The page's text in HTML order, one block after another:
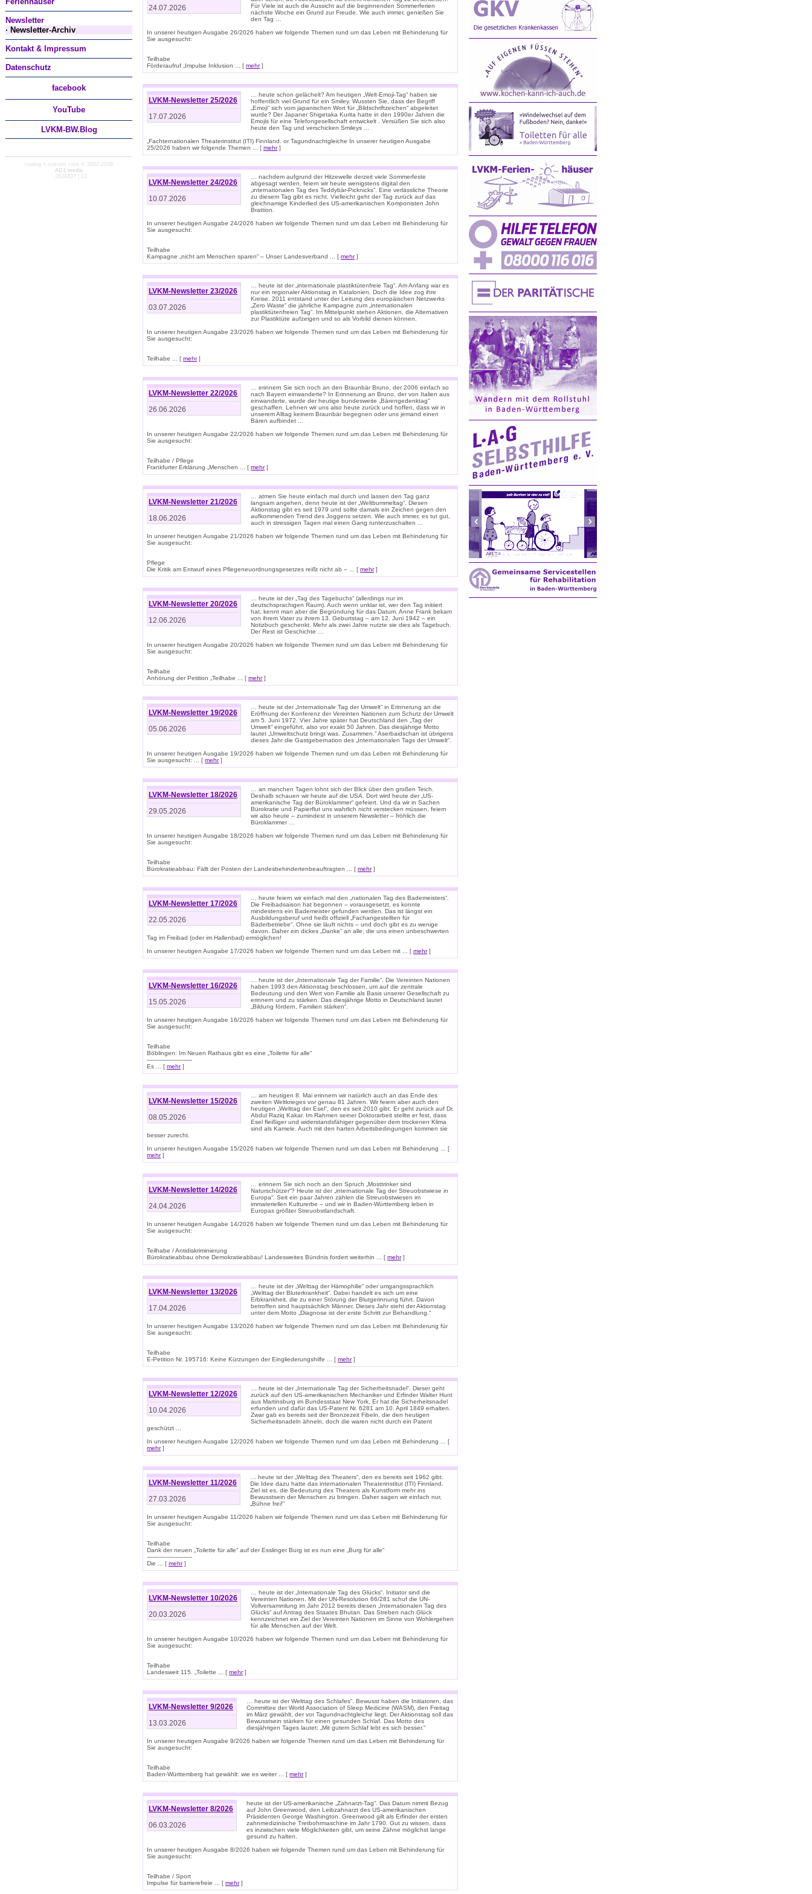
Newsletter
· Newsletter-Archiv
Kontakt & Impressum
Datenschutz
facebook
YouTube
LVKM-BW.Blog
coding + custom cms © 2002-2026
AD1 media
· 2624437 | 13
24.07.2026
Für Viele ist auch die Aussicht auf die beginnenden Sommerferien
nächste Woche ein Grund zur Freude. Wie auch immer, genießen Sie
den Tag …
In unserer heutigen Ausgabe 26/2026 haben wir folgende Themen rund um das Leben mit Behinderung für
Sie ausgesucht:
Teilhabe
Förderaufruf „Impulse Inklusion ... [ mehr]
LVKM-Newsletter 25/2026
17.07.2026
… heute schon gelächelt? Am heutigen „Welt-Emoji-Tag“ haben sie
hoffentlich viel Grund für ein Smiley. Wussten Sie, dass der Begriff
„Emoji“ sich vom japanischen Wort für „Bildschriftzeichen“ abgeleitet
wurde? Der Japaner Shigetaka Kurita hatte in den 1990er Jahren die
Emojis für eine Telefongesellschaft entwickelt . Versüßen Sie sich also
heute den Tag und verschicken Smileys ...
„Fachternationalen Theaterinstitut (ITI) Finnland. or Tagundnachtgleiche In unserer heutigen Ausgabe
25/2026 haben wir folgende Themen ... [ mehr]
LVKM-Newsletter 24/2026
10.07.2026
… nachdem aufgrund der Hitzewelle derzeit viele Sommerfeste
abgesagt werden, feiern wir heute wenigstens digital den
„internationalen Tag des Teddybär-Picknicks“. Eine verlässliche Theorie
zu diesem Tag gibt es nicht. Vielleicht geht der Tag zurück auf das
gleichnamige Kinderlied des US-amerikanischen Komponisten John
Brattion.
In unserer heutigen Ausgabe 24/2026 haben wir folgende Themen rund um das Leben mit Behinderung für
Sie ausgesucht:
Teilhabe
Kampagne „nicht am Menschen sparen“ – Unser Landesverband ... [ mehr]
LVKM-Newsletter 23/2026
03.07.2026
… heute ist der „internationale plastiktütenfreie Tag“. Am Anfang war es
nur ein regionaler Aktionstag in Katalonien. Doch die Idee zog ihre
Kreise. 2011 entstand unter der Leitung des europäischen Netzwerks
„Zero Waste“ die jährliche Kampagne zum „internationalen
plastiktütenfreien Tag“. Im Mittelpunkt stehen Aktionen, die Alternativen
zur Plastiktüte aufzeigen und so als Vorbild dienen können.
In unserer heutigen Ausgabe 23/2026 haben wir folgende Themen rund um das Leben mit Behinderung für
Sie ausgesucht:
Teilhabe ... [ mehr]
LVKM-Newsletter 22/2026
26.06.2026
… erinnern Sie sich noch an den Braunbär Bruno, der 2006 einfach so
nach Bayern einwanderte? In Erinnerung an Bruno, der von Italien aus
einwanderte, wurde der heutige bundesweite „Bärengedenktag“
geschaffen. Lehnen wir uns also heute zurück und hoffen, dass wir in
unserem Alltag keinem Braunbär begegnen oder uns jemand einen
Bären aufbindet ...
In unserer heutigen Ausgabe 22/2026 haben wir folgende Themen rund um das Leben mit Behinderung für
Sie ausgesucht:
Teilhabe / Pflege
Frankfurter Erklärung „Menschen ... [ mehr]
LVKM-Newsletter 21/2026
18.06.2026
… atmen Sie heute einfach mal durch und lassen den Tag ganz
langsam angehen, denn heute ist der „Weltbummeltag“. Diesen
Aktionstag gibt es seit 1979 und sollte damals ein Zeichen gegen den
aufkommenden Trend des Joggens setzen. Wie auch immer, es tut gut,
auch in stressigen Tagen mal einen Gang runterzuschalten ...
In unserer heutigen Ausgabe 21/2026 haben wir folgende Themen rund um das Leben mit Behinderung für
Sie ausgesucht:
Pflege
Die Kritik am Entwurf eines Pflegeneuordnungsgesetzes reißt nicht ab – ... [ mehr]
LVKM-Newsletter 20/2026
12.06.2026
… heute ist der „Tag des Tagebuchs“ (allerdings nur im
deutschsprachigen Raum). Auch wenn unklar ist, wer den Tag initiiert
hat, kennt man aber die Begründung für das Datum. Anne Frank bekam
von ihrem Vater zu ihrem 13. Geburtstag – am 12. Juni 1942 – ein
Notizbuch geschenkt. Mehr als zwei Jahre nutzte sie dies als Tagebuch.
Der Rest ist Geschichte …
In unserer heutigen Ausgabe 20/2026 haben wir folgende Themen rund um das Leben mit Behinderung für
Sie ausgesucht:
Teilhabe
Anhörung der Petition „Teilhabe ... [ mehr]
LVKM-Newsletter 19/2026
05.06.2026
… heute ist der „Internationale Tag der Umwelt“ in Erinnerung an die
Eröffnung der Konferenz der Vereinten Nationen zum Schutz der Umwelt
am 5. Juni 1972. Vier Jahre später hat Deutschland den „Tag der
Umwelt“ eingeführt, also vor exakt 50 Jahren. Das diesjährige Motto
lautet „Umweltschutz bringt was. Zusammen.“ Aserbaidschan ist übrigens
dieses Jahr die Gastgebernation des „Internationalen Tags der Umwelt“.
In unserer heutigen Ausgabe 19/2026 haben wir folgende Themen rund um das Leben mit Behinderung für
Sie ausgesucht: ... [ mehr]
LVKM-Newsletter 18/2026
29.05.2026
… an manchen Tagen lohnt sich der Blick über den großen Teich.
Deshalb schauen wir heute auf die USA. Dort wird heute der „US-
amerikanische Tag der Büroklammer“ gefeiert. Und da wir in Sachen
Bürokratie und Papierflut uns wahrlich nicht verstecken müssen, feiern
wir also heute – zumindest in unserem Newsletter – fröhlich die
Büroklammer …
In unserer heutigen Ausgabe 18/2026 haben wir folgende Themen rund um das Leben mit Behinderung für
Sie ausgesucht:
Teilhabe
Bürokratieabbau: Fällt der Posten der Landesbehindertenbeauftragten ... [ mehr]
LVKM-Newsletter 17/2026
22.05.2026
… heute feiern wir einfach mal den „nationalen Tag des Bademeisters“.
Die Freibadsaison hat begonnen – vorausgesetzt, es konnte
mindestens ein Bademeister gefunden werden. Das ist längst ein
Ausbildungsberuf und heißt offiziell „Fachangestellten für
Bäderbetriebe“. Ohne sie läuft nichts – und doch gibt es zu wenige
davon. Daher ein dickes „Danke“ an alle, die uns einen unbeschwerten
Tag im Freibad (oder im Hallenbad) ermöglichen!
In unserer heutigen Ausgabe 17/2026 haben wir folgende Themen rund um das Leben mit ... [ mehr]
LVKM-Newsletter 16/2026
15.05.2026
… heute ist der „Internationale Tag der Familie“. Die Vereinten Nationen
haben 1993 den Aktionstag beschlossen, um auf die zentrale
Bedeutung und den Wert von Familie als Basis unserer Gesellschaft zu
erinnern und zu stärken. Das diesjährige Motto in Deutschland lautet
„Bildung fördern, Familien stärken“.
In unserer heutigen Ausgabe 16/2026 haben wir folgende Themen rund um das Leben mit Behinderung für
Sie ausgesucht:
Teilhabe
Böblingen: Im Neuen Rathaus gibt es eine „Toilette für alle“
-------------------------
Es ... [ mehr]
LVKM-Newsletter 15/2026
08.05.2026
… am heutigen 8. Mai erinnern wir natürlich auch an das Ende des
zweiten Weltkrieges vor genau 81 Jahren. Wir feiern aber auch den
heutigen „Welttag der Esel“, den es seit 2010 gibt. Er geht zurück auf Dr.
Abdul Raziq Kakar. Im Rahmen seiner Doktorarbeit stellte er fest, dass
Esel fleißiger und widerstandsfähiger gegenüber dem trockenen Klima
sind als Kamele. Auch mit den harten Arbeitsbedingungen kommen sie
besser zurecht.
In unserer heutigen Ausgabe 15/2026 haben wir folgende Themen rund um das Leben mit Behinderung ... [
mehr]
LVKM-Newsletter 14/2026
24.04.2026
… erinnern Sie sich noch an den Spruch „Mosttrinker sind
Naturschützer“? Heute ist der „internationale Tag der Streuobstwiese in
Europa“. Seit ein paar Jahren zählen die Streuobstwiesen im
immateriellen Kulturerbe – und wir in Baden-Württemberg leben in
Europas größter Streuobstlandschaft.
In unserer heutigen Ausgabe 14/2026 haben wir folgende Themen rund um das Leben mit Behinderung für
Sie ausgesucht:
Teilhabe / Antidiskriminierung
Bürokratieabbau ohne Demokratieabbau! Landesweites Bündnis fordert weiterhin ... [ mehr]
LVKM-Newsletter 13/2026
17.04.2026
… heute ist der „Welttag der Hämophilie“ oder umgangssprachlich
„Welttag der Bluterkrankheit“. Dabei handelt es sich um eine
Erbkrankheit, die zu einer Störung der Blutgerinnung führt. Davon
betroffen sind hauptsächlich Männer. Dieses Jahr steht der Aktionstag
unter dem Motto „Diagnose ist der erste Schritt zur Behandlung.“
In unserer heutigen Ausgabe 13/2026 haben wir folgende Themen rund um das Leben mit Behinderung für
Sie ausgesucht:
Teilhabe
E-Petition Nr. 195716: Keine Kürzungen der Eingliederungshilfe ... [ mehr]
LVKM-Newsletter 12/2026
10.04.2026
… heute ist der „Internationale Tag der Sicherheitsnadel“. Dieser geht
zurück auf den US-amerikanischen Mechaniker und Erfinder Walter Hunt
aus Martinsburg im Bundesstaat New York, Er hat die Sicherheitsnadel
erfunden und dafür das US-Patent Nr. 6281 am 10. April 1849 erhalten.
Zwar gab es bereits seit der Bronzezeit Fibeln, die den heutigen
Sicherheitsnadeln ähneln, doch die waren nicht durch ein Patent
geschützt ...
In unserer heutigen Ausgabe 12/2026 haben wir folgende Themen rund um das Leben mit Behinderung ... [
mehr]
LVKM-Newsletter 11/2026
27.03.2026
… heute ist der „Welttag des Theaters“, den es bereits seit 1962 gibt.
Die Idee dazu hatte das internationalen Theaterinstitut (ITI) Finnland.
Ziel ist es, die Bedeutung des Theaters als Kunstform mehr ins
Bewusstsein der Menschen zu bringen. Daher sagen wir einfach nur,
„Bühne frei!“
In unserer heutigen Ausgabe 11/2026 haben wir folgende Themen rund um das Leben mit Behinderung für
Sie ausgesucht:
Teilhabe
Dank der neuen „Toilette für alle“ auf der Esslinger Burg ist es nun eine „Burg für alle“
-------------------------
Die ... [ mehr]
LVKM-Newsletter 10/2026
20.03.2026
… heute ist der „Internationale Tag des Glücks“. Initiator sind die
Vereinten Nationen. Mit der UN-Resolution 66/281 schuf die UN-
Vollversammlung im Jahr 2012 bereits diesen „Internationalen Tag des
Glücks“ auf Antrag des Staates Bhutan. Das Streben nach Glück
kennzeichnet ein Ziel der Vereinten Nationen im Sinne von Wohlergehen
für alle Menschen auf der Welt.
In unserer heutigen Ausgabe 10/2026 haben wir folgende Themen rund um das Leben mit Behinderung für
Sie ausgesucht:
Teilhabe
Landesweit 115. „Toilette ... [ mehr]
LVKM-Newsletter 9/2026
13.03.2026
… heute ist der Welttag des Schlafes“. Bewusst haben die Initiatoren, das
Committee der World Association of Sleep Medicine (WASM), den Freitag
im März gewählt, der vor Tagundnachtgleiche liegt. Der Aktionstag soll das
Bewusstsein stärken für einen gesunden Schlaf. Das Motto des
diesjährigen Tages lautet: „Mit gutem Schlaf lebt es sich besser.“
In unserer heutigen Ausgabe 9/2026 haben wir folgende Themen rund um das Leben mit Behinderung für
Sie ausgesucht:
Teilhabe
Baden-Württemberg hat gewählt: wie es weiter ... [ mehr]
LVKM-Newsletter 8/2026
06.03.2026
heute ist der US-amerikanische „Zahnarzt-Tag“. Das Datum nimmt Bezug
auf John Greenwood, den Leibzahnarzt des US-amerikanischen
Präsidenten George Washington. Greenwood gilt als Erfinder der ersten
zahnmedizinische Tretbohrmaschine im Jahr 1790. Gut zu wissen, dass
es inzwischen viele Möglichkeiten gibt, um seine Zähne möglichst lange
gesund zu halten.
In unserer heutigen Ausgabe 8/2026 haben wir folgende Themen rund um das Leben mit Behinderung für
Sie ausgesucht:
Teilhabe / Sport
Impulse für barrierefreie ... [ mehr]